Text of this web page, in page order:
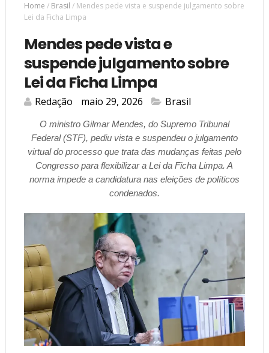
Home / Brasil / Mendes pede vista e suspende julgamento sobre
Lei da Ficha Limpa
Mendes pede vista e
suspende julgamento sobre
Lei da Ficha Limpa
Redação maio 29, 2026 Brasil
O ministro Gilmar Mendes, do Supremo Tribunal
Federal (STF), pediu vista e suspendeu o julgamento
virtual do processo que trata das mudanças feitas pelo
Congresso para flexibilizar a Lei da Ficha Limpa. A
norma impede a candidatura nas eleições de políticos
condenados.